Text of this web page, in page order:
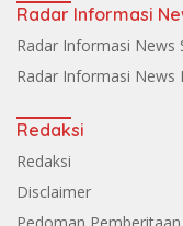
Radar Informasi
Radar Informasi News
Radar Informasi News
Redaksi
Redaksi
Disclaimer